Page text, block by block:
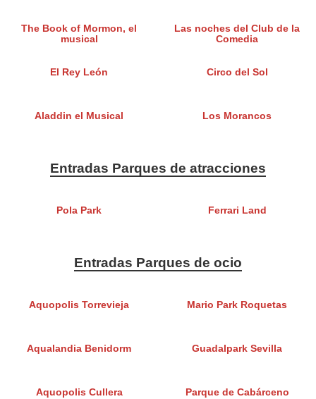
The Book of Mormon, el
musical
Las noches del Club de la
Comedia
El Rey León Circo del Sol
Aladdin el Musical Los Morancos
Entradas Parques de atracciones
Pola Park Ferrari Land
Entradas Parques de ocio
Aquopolis Torrevieja Mario Park Roquetas
Aqualandia Benidorm Guadalpark Sevilla
Aquopolis Cullera Parque de Cabárceno